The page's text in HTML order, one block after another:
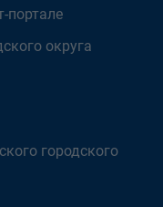
портале
округа
городского